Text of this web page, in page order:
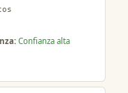
Confianza alta